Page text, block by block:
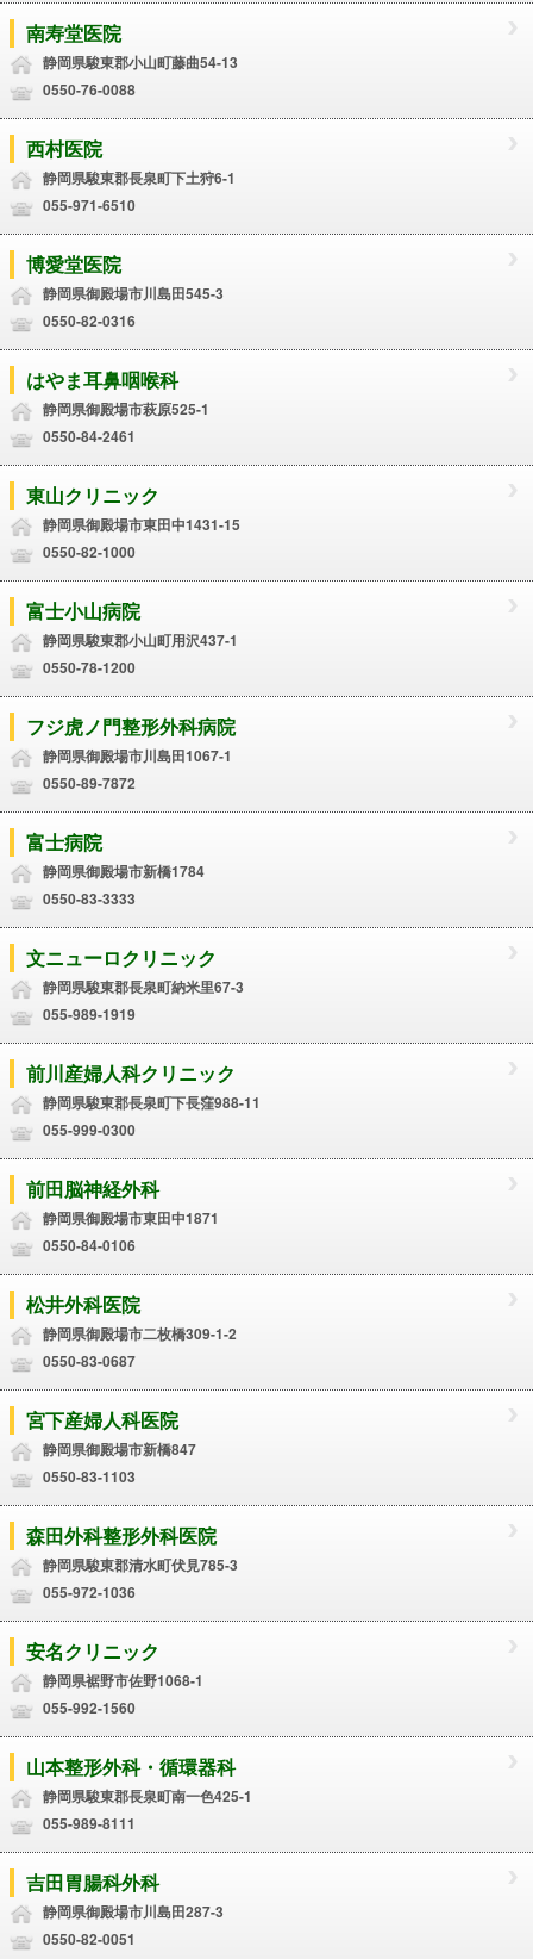
南寿堂医院
静岡県駿東郡小山町藤曲54-13
0550-76-0088
西村医院
静岡県駿東郡長泉町下土狩6-1
055-971-6510
博愛堂医院
静岡県御殿場市川島田545-3
0550-82-0316
はやま耳鼻咽喉科
静岡県御殿場市萩原525-1
0550-84-2461
東山クリニック
静岡県御殿場市東田中1431-15
0550-82-1000
富士小山病院
静岡県駿東郡小山町用沢437-1
0550-78-1200
フジ虎ノ門整形外科病院
静岡県御殿場市川島田1067-1
0550-89-7872
富士病院
静岡県御殿場市新橋1784
0550-83-3333
文ニューロクリニック
静岡県駿東郡長泉町納米里67-3
055-989-1919
前川産婦人科クリニック
静岡県駿東郡長泉町下長窪988-11
055-999-0300
前田脳神経外科
静岡県御殿場市東田中1871
0550-84-0106
松井外科医院
静岡県御殿場市二枚橋309-1-2
0550-83-0687
宮下産婦人科医院
静岡県御殿場市新橋847
0550-83-1103
森田外科整形外科医院
静岡県駿東郡清水町伏見785-3
055-972-1036
安名クリニック
静岡県裾野市佐野1068-1
055-992-1560
山本整形外科・循環器科
静岡県駿東郡長泉町南一色425-1
055-989-8111
吉田胃腸科外科
静岡県御殿場市川島田287-3
0550-82-0051